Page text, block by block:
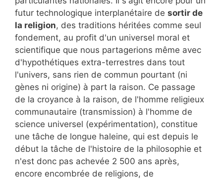
futur technologique interplanétaire de sortir de
la religion, des traditions héritées comme seul
fondement, au profit d'un universel moral et
scientifique que nous partagerions même avec
d'hypothétiques extra-terrestres dans tout
l'univers, sans rien de commun pourtant (ni
gènes ni origine) à part la raison. Ce passage
de la croyance à la raison, de l'homme religieux
communautaire (transmission) à l'homme de
science universel (expérimentation), constitue
une tâche de longue haleine, qui est depuis le
début la tâche de l'histoire de la philosophie et
n'est donc pas achevée 2 500 ans après,
encore encombrée de religions, de